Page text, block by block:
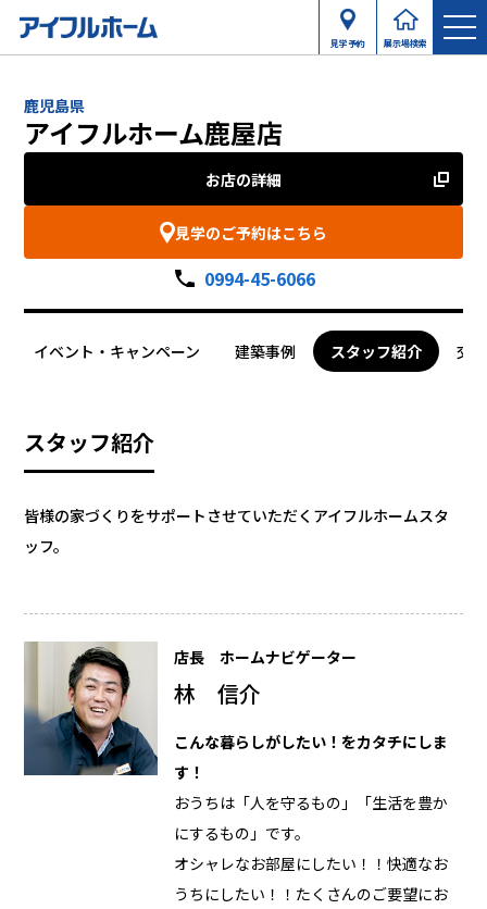
見学予約 展示場検索
鹿児島県
アイフルホーム鹿屋店
お店の詳細
見学のご予約はこちら
0994-45-6066
イベント・キャンペーン 建築事例 スタッフ紹介 交
スタッフ紹介
皆様の家づくりをサポートさせていただくアイフルホームスタ
ッフ。
店長 ホームナビゲーター
林 信介
こんな暮らしがしたい！をカタチにしま
す！
おうちは「人を守るもの」「生活を豊か
にするもの」です。
オシャレなお部屋にしたい！！快適なお
うちにしたい！！たくさんのご要望にお